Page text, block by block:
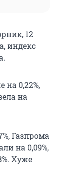
12
индекс
0,22%,
на
Газпрома
на 0,09%,
Хуже